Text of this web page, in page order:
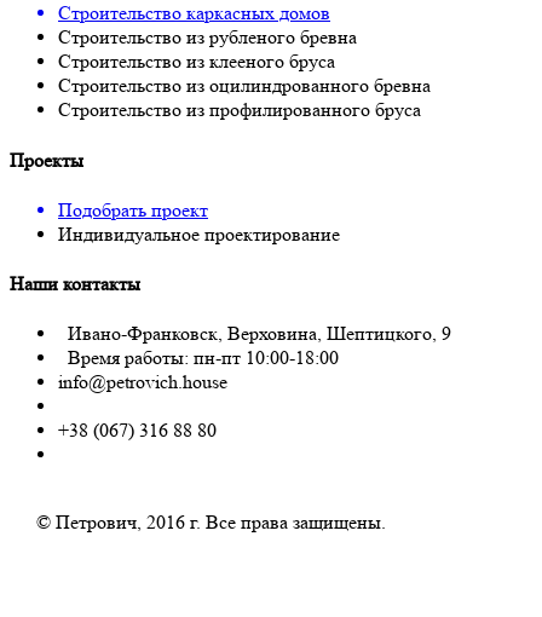
Строительство каркасных домов
Строительство из рубленого бревна
Строительство из клееного бруса
Строительство из оцилиндрованного бревна
Строительство из профилированного бруса
Проекты
Подобрать проект
Индивидуальное проектирование
Наши контакты
Ивано-Франковск, Верховина, Шептицкого, 9
Время работы: пн-пт 10:00-18:00
info@petrovich.house
+38 (067) 316 88 80
© Петрович, 2016 г. Все права защищены.